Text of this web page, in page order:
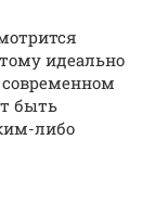
идеально
быть
либо